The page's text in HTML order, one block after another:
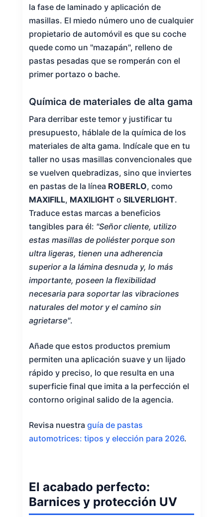
la fase de laminado y aplicación de
masillas. El miedo número uno de cualquier
propietario de automóvil es que su coche
quede como un "mazapán", relleno de
pastas pesadas que se romperán con el
primer portazo o bache.
Química de materiales de alta gama
Para derribar este temor y justificar tu
presupuesto, háblale de la química de los
materiales de alta gama. Indícale que en tu
taller no usas masillas convencionales que
se vuelven quebradizas, sino que inviertes
en pastas de la línea ROBERLO, como
MAXIFILL, MAXILIGHTo SILVERLIGHT.
Traduce estas marcas a beneficios
tangibles para él: "Señor cliente, utilizo
estas masillas de poliéster porque son
ultra ligeras, tienen una adherencia
superior a la lámina desnuda y, lo más
importante, poseen la flexibilidad
necesaria para soportar las vibraciones
naturales del motor y el camino sin
agrietarse".
Añade que estos productos premium
permiten una aplicación suave y un lijado
rápido y preciso, lo que resulta en una
superficie final que imita a la perfección el
contorno original salido de la agencia.
Revisa nuestra guía de pastas
automotrices: tipos y elección para 2026.
El acabado perfecto:
Barnices y protección UV